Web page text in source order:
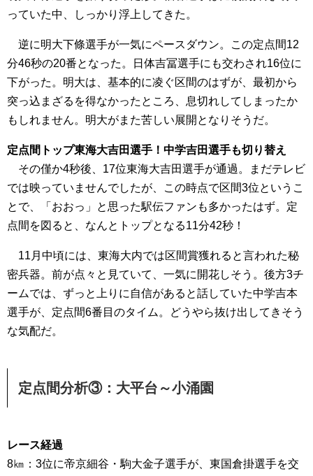
っていた中、しっかり浮上してきた。
逆に明大下條選手が一気にペースダウン。この定点間12
分46秒の20番となった。日体吉冨選手にも交わされ16位に
下がった。明大は、基本的に凌ぐ区間のはずが、最初から
突っ込まざるを得なかったところ、息切れしてしまったか
もしれません。明大がまた苦しい展開となりそうだ。
定点間トップ東海大吉田選手！中学吉田選手も切り替え
その僅か4秒後、17位東海大吉田選手が通過。まだテレビ
では映っていませんでしたが、この時点で区間3位というこ
とで、「おおっ」と思った駅伝ファンも多かったはず。定
点間を図ると、なんとトップとなる11分42秒！
11月中頃には、東海大内では区間賞獲れると言われた秘
密兵器。前が点々と見ていて、一気に開花しそう。後方3チ
ームでは、ずっと上りに自信があると話していた中学吉本
選手が、定点間6番目のタイム。どうやら抜け出してきそう
な気配だ。
定点間分析③：大平台～小涌園
レース経過
8㎞：3位に帝京細谷・駒大金子選手が、東国倉掛選手を交